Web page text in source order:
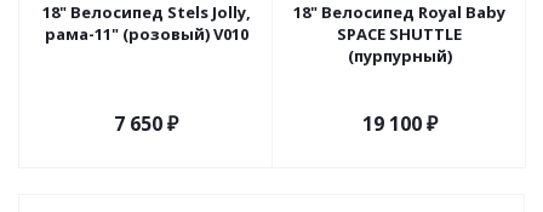
18" Велосипед Stels Jolly,
рама-11" (розовый) V010
7 650₽
18" Велосипед Royal Baby
SPACE SHUTTLE
(пурпурный)
19 100₽